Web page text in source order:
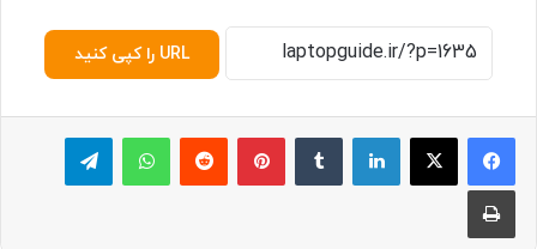
URL را کپی کنید
لینکدین پینترست ‫رددیت واتس آپ
چاپ